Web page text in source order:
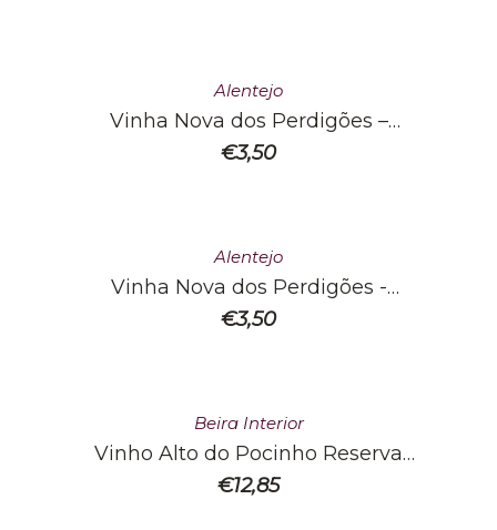
Alentejo
Vinha Nova dos Perdigões –
Tinto
€3,50
Alentejo
Vinha Nova dos Perdigões -
Branco
€3,50
Beira Interior
Vinho Alto do Pocinho Reserva
Tinto
€12,85